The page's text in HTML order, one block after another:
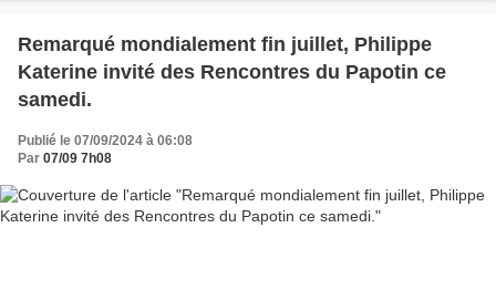
Remarqué mondialement fin juillet, Philippe
Katerine invité des Rencontres du Papotin ce
samedi.
Publié le 07/09/2024 à 06:08
Par 07/09 7h08